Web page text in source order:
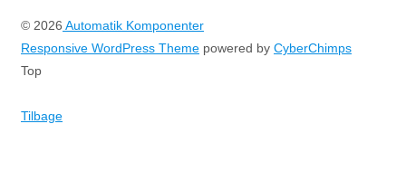
© 2026 Automatik Komponenter
Responsive WordPress Theme powered by CyberChimps
Top
Tilbage